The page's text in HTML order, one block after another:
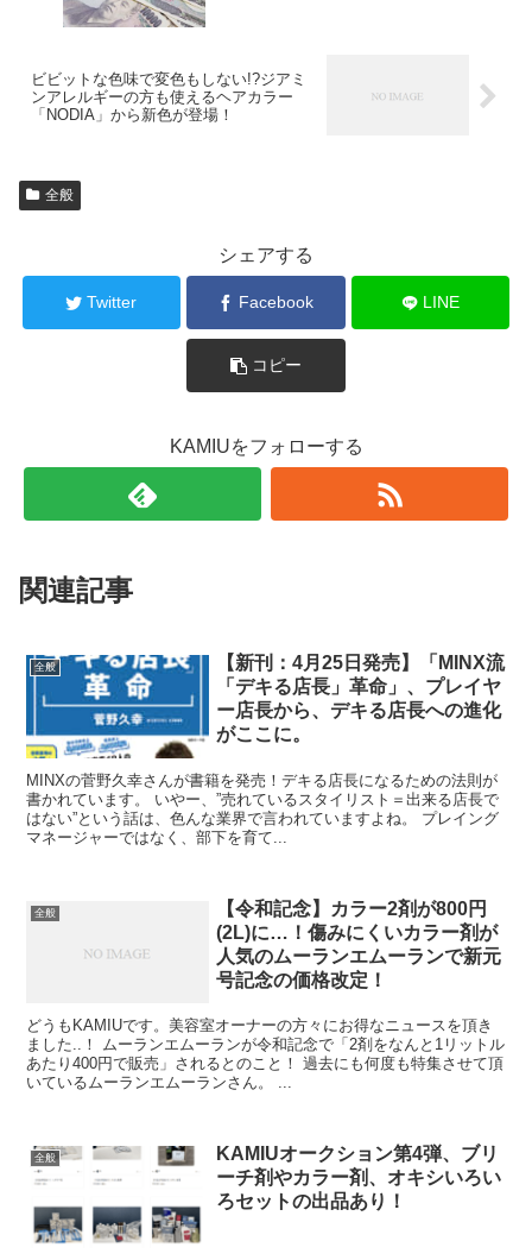
ビビットな色味で変色もしない!?ジアミ
ンアレルギーの方も使えるヘアカラー
「NODIA」から新色が登場！
全般
シェアする
Twitter Facebook LINE
コピー
KAMIUをフォローする
関連記事
全般
【新刊：4月25日発売】「MINX流
「デキる店長」革命」、プレイヤ
ー店長から、デキる店長への進化
がここに。
MINXの菅野久幸さんが書籍を発売！デキる店長になるための法則が
書かれています。 いやー、”売れているスタイリスト＝出来る店長で
はない”という話は、色んな業界で言われていますよね。 プレイング
マネージャーではなく、部下を育て...
全般
【令和記念】カラー2剤が800円
(2L)に…！傷みにくいカラー剤が
人気のムーランエムーランで新元
号記念の価格改定！
どうもKAMIUです。美容室オーナーの方々にお得なニュースを頂き
ました..！ ムーランエムーランが令和記念で「2剤をなんと1リットル
あたり400円で販売」されるとのこと！ 過去にも何度も特集させて頂
いているムーランエムーランさん。 ...
全般
KAMIUオークション第4弾、ブリ
ーチ剤やカラー剤、オキシいろい
ろセットの出品あり！